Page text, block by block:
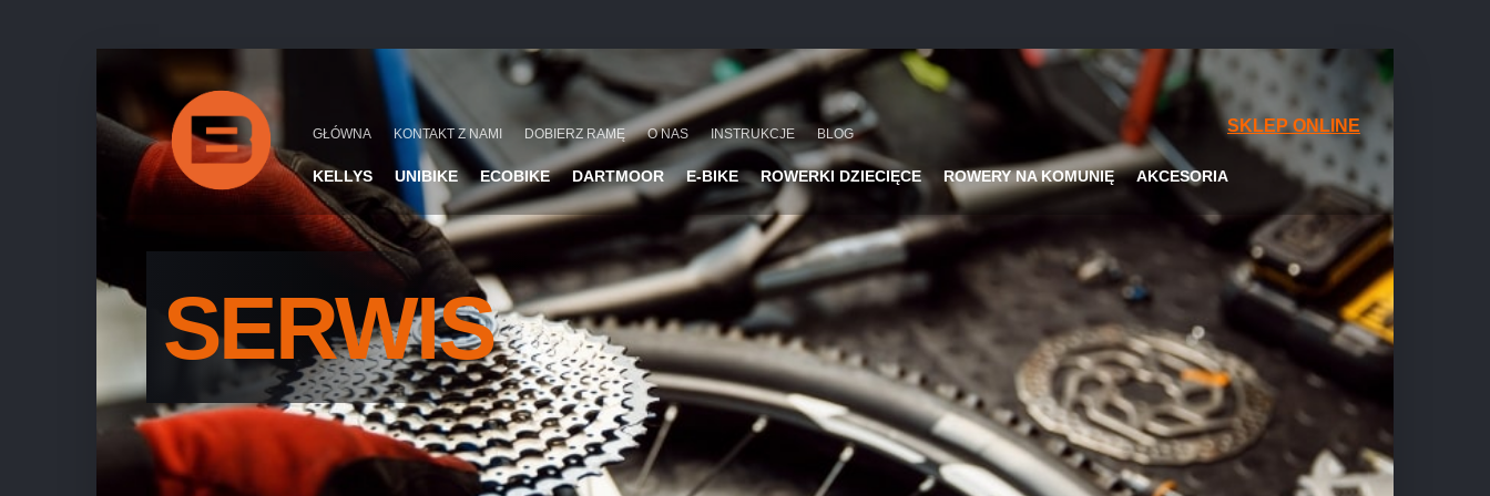
GŁÓWNA KONTAKT Z NAMI DOBIERZ RAMĘ O NAS INSTRUKCJE BLOG SKLEP ONLINE
KELLYS UNIBIKE ECOBIKE DARTMOOR E-BIKE ROWERKI DZIECIĘCE ROWERY NA KOMUNIĘ AKCESORIA
SERWIS